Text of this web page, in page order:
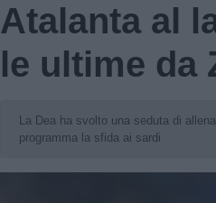
Atalanta al
le ultime da
La Dea ha svolto una seduta di
programma la sfida ai sardi